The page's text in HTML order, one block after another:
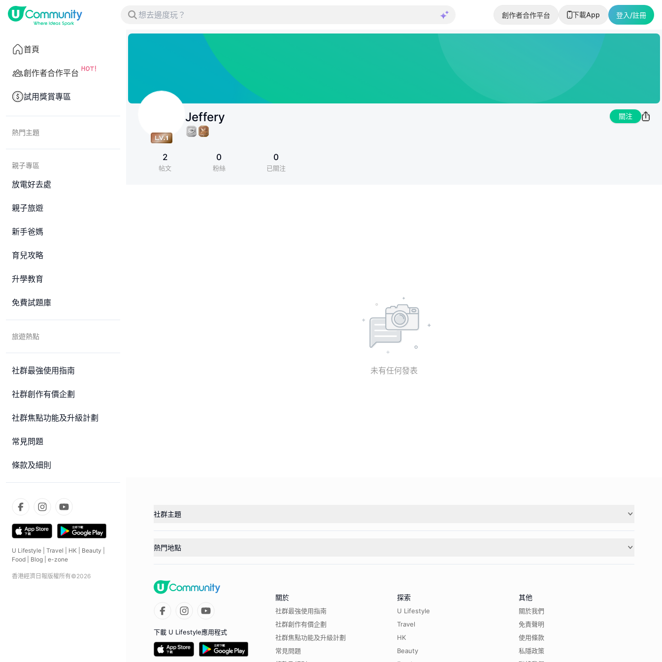
創作者合作平台 下載App 登入/註冊
首頁
創作者合作平台
試用獎賞專區
熱門主題
親子專區
放電好去處
親子旅遊
新手爸媽
育兒攻略
升學教育
免費試題庫
旅遊熱點
社群最強使用指南
社群創作有價企劃
社群焦點功能及升級計劃
常見問題
條款及細則
U Lifestyle Travel HK Beauty
Food
Blog e-zone
香港經濟日報版權所有©2026
Jeffery 關注
2
帖文
0
粉絲
0
已關注
未有任何發表
社群主題
熱門地點
下載 U Lifestyle應用程式
關於
社群最強使用指南
社群創作有價企劃
社群焦點功能及升級計劃
常見問題
探索
U Lifestyle
Travel
HK
Beauty
其他
關於我們
免責聲明
使用條款
私隱政策